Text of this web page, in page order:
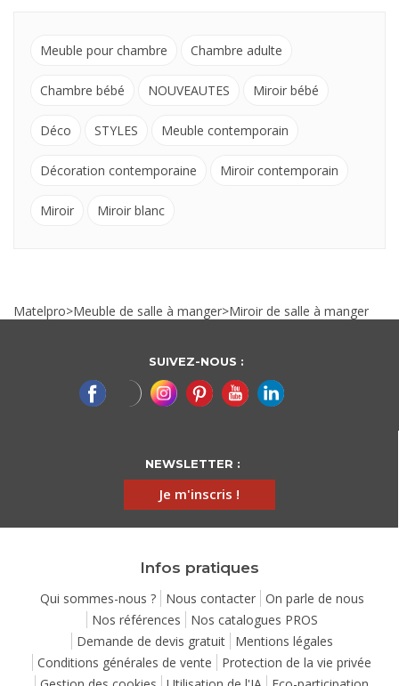
Meuble pour chambre Chambre adulte
Chambre bébé NOUVEAUTES Miroir bébé
Déco STYLES Meuble contemporain
Décoration contemporaine Miroir contemporain
Miroir Miroir blanc
Matelpro>Meuble de salle à manger>Miroir de salle à manger
SUIVEZ-NOUS :
NEWSLETTER :
Je m'inscris !
Infos pratiques
Qui sommes-nous ? Nous contacter
On parle de nous
Nos références
Nos catalogues PROS
Demande de devis gratuit
Mentions légales
Conditions générales de vente
Protection de la vie privée